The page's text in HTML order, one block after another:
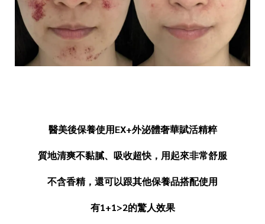
醫美後保養使用EX+外泌體奢華賦活精粹
質地清爽不黏膩、吸收超快，用起來非常舒服
不含香精，還可以跟其他保養品搭配使用
有1+1>2的驚人效果